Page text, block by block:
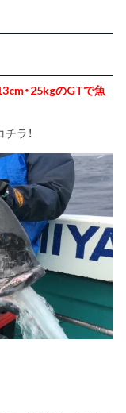
・25kgのGTで魚
ラ！